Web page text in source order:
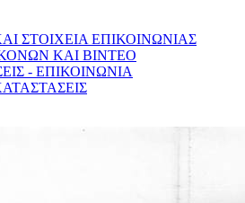
ΣΤΟΙΧΕΙΑ ΕΠΙΚΟΙΝΩΝΙΑΣ
ΚΑΙ ΒΙΝΤΕΟ
- ΕΠΙΚΟΙΝΩΝΙΑ